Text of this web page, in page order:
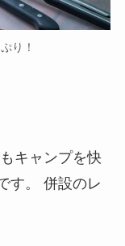
り！
キャンプを快
す。 併設のレ